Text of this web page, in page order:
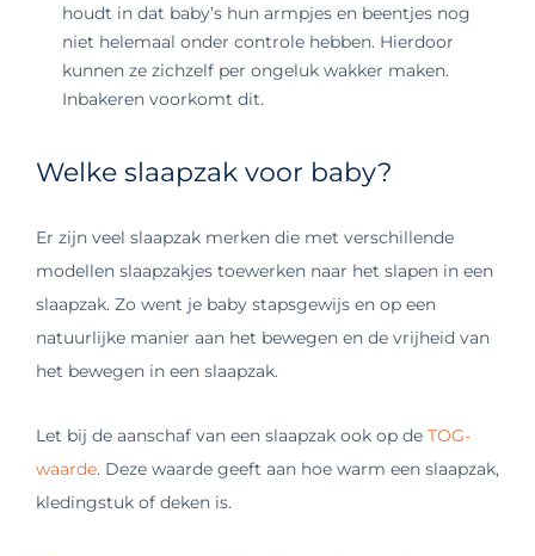
houdt in dat baby’s hun armpjes en beentjes nog
niet helemaal onder controle hebben. Hierdoor
kunnen ze zichzelf per ongeluk wakker maken.
Inbakeren voorkomt dit.
Welke slaapzak voor baby?
Er zijn veel slaapzak merken die met verschillende
modellen slaapzakjes toewerken naar het slapen in een
slaapzak. Zo went je baby stapsgewijs en op een
natuurlijke manier aan het bewegen en de vrijheid van
het bewegen in een slaapzak.
Let bij de aanschaf van een slaapzak ook op de TOG-
waarde. Deze waarde geeft aan hoe warm een slaapzak,
kledingstuk of deken is.